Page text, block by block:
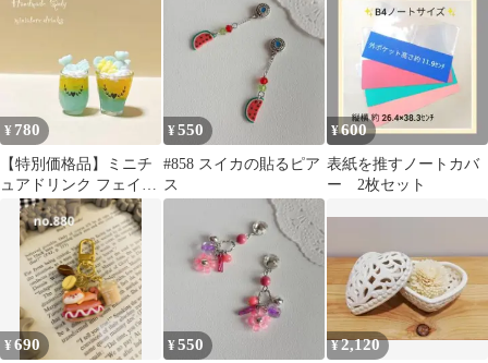
¥ 780
【特別価格品】ミニチ
ュアドリンク フェイク
フード ハンドメイド
【110】
¥550
#858 スイカの貼るピア
ス
¥600
表紙を推すノートカバ
ー 2枚セット
¥690 ¥550 ¥2,120